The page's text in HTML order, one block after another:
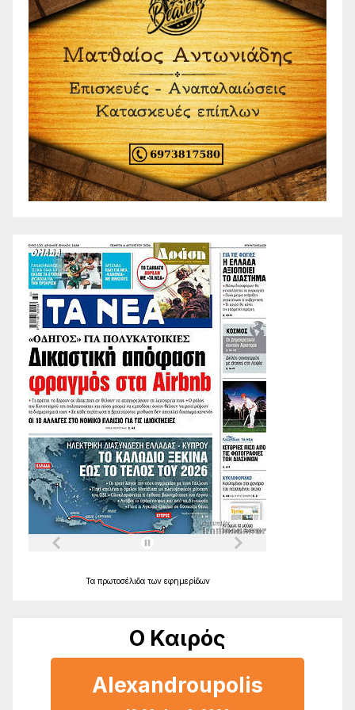
Τα πρωτοσέλιδα των εφημερίδων
Ο Καιρός
Alexandroupolis